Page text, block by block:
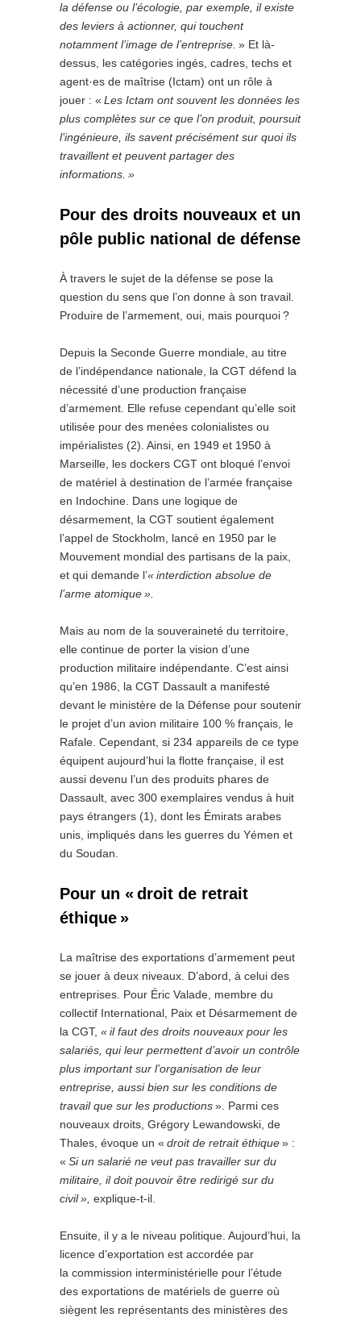
la défense ou l’écologie, par exemple, il existe
des leviers à actionner, qui touchent
notamment l’image de l’entreprise. » Et là-
dessus, les catégories ingés, cadres, techs et
agent·es de maîtrise (Ictam) ont un rôle à
jouer : « Les Ictam ont souvent les données les
plus complètes sur ce que l’on produit, poursuit
l’ingénieure, ils savent précisément sur quoi ils
travaillent et peuvent partager des
informations. »
Pour des droits nouveaux et un
pôle public national de défense
À travers le sujet de la défense se pose la
question du sens que l’on donne à son travail.
Produire de l’armement, oui, mais pourquoi ?
Depuis la Seconde Guerre mondiale, au titre
de l’indépendance nationale, la CGT défend la
nécessité d’une production française
d’armement. Elle refuse cependant qu’elle soit
utilisée pour des menées colonialistes ou
impérialistes (2). Ainsi, en 1949 et 1950 à
Marseille, les dockers CGT ont bloqué l’envoi
de matériel à destination de l’armée française
en Indochine. Dans une logique de
désarmement, la CGT soutient également
l’appel de Stockholm, lancé en 1950 par le
Mouvement mondial des partisans de la paix,
et qui demande l’« interdiction absolue de
l’arme atomique».
Mais au nom de la souveraineté du territoire,
elle continue de porter la vision d’une
production militaire indépendante. C’est ainsi
qu’en 1986, la CGT Dassault a manifesté
devant le ministère de la Défense pour soutenir
le projet d’un avion militaire 100 % français, le
Rafale. Cependant, si 234 appareils de ce type
équipent aujourd’hui la flotte française, il est
aussi devenu l’un des produits phares de
Dassault, avec 300 exemplaires vendus à huit
pays étrangers (1), dont les Émirats arabes
unis, impliqués dans les guerres du Yémen et
du Soudan.
Pour un « droit de retrait
éthique »
La maîtrise des exportations d’armement peut
se jouer à deux niveaux. D’abord, à celui des
entreprises. Pour Éric Valade, membre du
collectif International, Paix et Désarmement de
la CGT, « il faut des droits nouveaux pour les
salariés, qui leur permettent d’avoir un contrôle
plus important sur l’organisation de leur
entreprise, aussi bien sur les conditions de
travail que sur les productions». Parmi ces
nouveaux droits, Grégory Lewandowski, de
Thales, évoque un « droit de retrait éthique» :
« Si un salarié ne veut pas travailler sur du
militaire, il doit pouvoir être redirigé sur du
civil », explique-t-il.
Ensuite, il y a le niveau politique. Aujourd’hui, la
licence d’exportation est accordée par
la commission interministérielle pour l’étude
des exportations de matériels de guerre où
siègent les représentants des ministères des